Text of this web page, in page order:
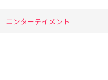
エンターテイメント